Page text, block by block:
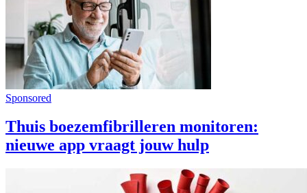
Sponsored
Thuis boezemfibrilleren monitoren:
nieuwe app vraagt jouw hulp